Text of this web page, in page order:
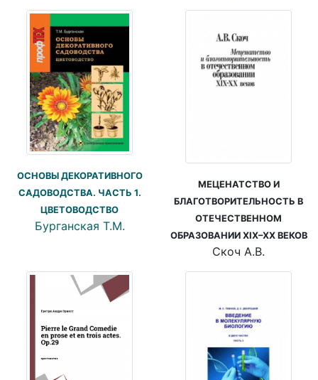
ОСНОВЫ ДЕКОРАТИВНОГО
САДОВОДСТВА. ЧАСТЬ 1.
ЦВЕТОВОДСТВО
Бурганская Т.М.
МЕЦЕНАТСТВО И
БЛАГОТВОРИТЕЛЬНОСТЬ В
ОТЕЧЕСТВЕННОМ
ОБРАЗОВАНИИ XIX–XX ВЕКОВ
Скоч А.В.